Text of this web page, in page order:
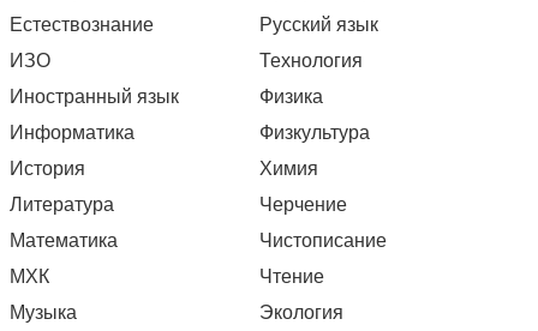
Естествознание
ИЗО
Иностранный язык
Информатика
История
Литература
Математика
МХК
Музыка
Русский язык
Технология
Физика
Физкультура
Химия
Черчение
Чистописание
Чтение
Экология